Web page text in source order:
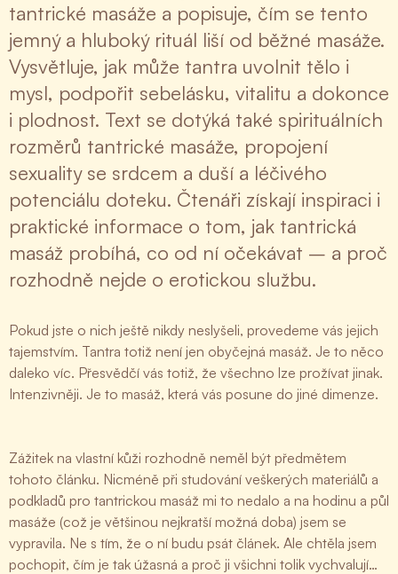
tantrické masáže a popisuje, čím se tento
jemný a hluboký rituál liší od běžné masáže.
Vysvětluje, jak může tantra uvolnit tělo i
mysl, podpořit sebelásku, vitalitu a dokonce
i plodnost. Text se dotýká také spirituálních
rozměrů tantrické masáže, propojení
sexuality se srdcem a duší a léčivého
potenciálu doteku. Čtenáři získají inspiraci i
praktické informace o tom, jak tantrická
masáž probíhá, co od ní očekávat – a proč
rozhodně nejde o erotickou službu.
Pokud jste o nich ještě nikdy neslyšeli, provedeme vás jejich
tajemstvím. Tantra totiž není jen obyčejná masáž. Je to něco
daleko víc. Přesvědčí vás totiž, že všechno lze prožívat jinak.
Intenzivněji. Je to masáž, která vás posune do jiné dimenze.
Zážitek na vlastní kůži rozhodně neměl být předmětem
tohoto článku. Nicméně při studování veškerých materiálů a
podkladů pro tantrickou masáž mi to nedalo a na hodinu a půl
masáže (což je většinou nejkratší možná doba) jsem se
vypravila. Ne s tím, že o ní budu psát článek. Ale chtěla jsem
pochopit, čím je tak úžasná a proč ji všichni tolik vychvalují…